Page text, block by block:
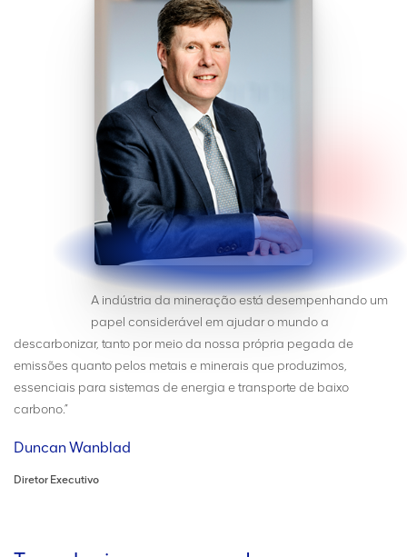
A indústria da mineração está desempenhando um
papel considerável em ajudar o mundo a
descarbonizar, tanto por meio da nossa própria pegada de
emissões quanto pelos metais e minerais que produzimos,
essenciais para sistemas de energia e transporte de baixo
carbono.”
Duncan Wanblad
Diretor Executivo